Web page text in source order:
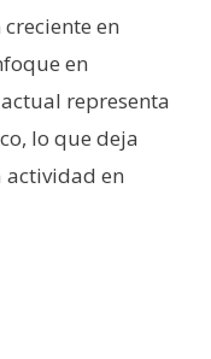
en
en
representa
lo que deja
actividad en